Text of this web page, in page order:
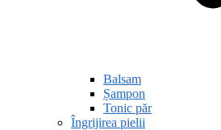
Balsam
Șampon
Tonic păr
Îngrijirea pielii